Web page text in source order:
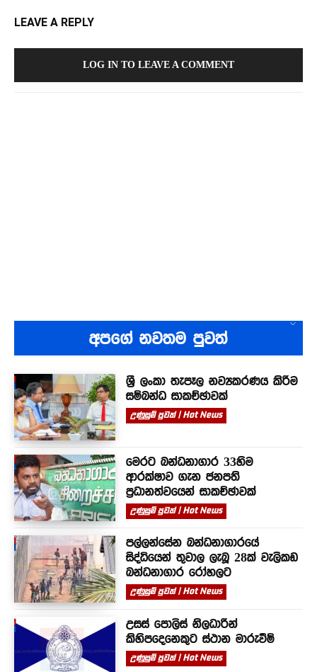
LEAVE A REPLY
LOG IN TO LEAVE A COMMENT
අපගේ නවතම පුවත්
ශ්‍රී ලංකා තැපෑල නව්‍යකරණය කිරීම
සම්බන්ධ සාකච්ඡාවක්
උණුසුම් පුවත් | Hot News
මෙරට බන්ධනාගාර 33හිම
ආරක්ෂාව ගැන ජනපති
ප්‍රධානත්වයෙන් සාකච්ඡාවක්
උණුසුම් පුවත් | Hot News
පල්ලන්සේන බන්ධනාගාරයේ
සිද්ධියෙන් තුවාල ලැබූ 28ක් වැලිකඩ
බන්ධනාගාර රෝහලට
උණුසුම් පුවත් | Hot News
උසස් පොලිස් නිලධාරීන්
කිහිපදෙනෙකුට ස්ථාන මාරුවීම්
උණුසුම් පුවත් | Hot News